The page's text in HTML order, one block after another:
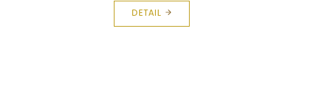
DETAIL